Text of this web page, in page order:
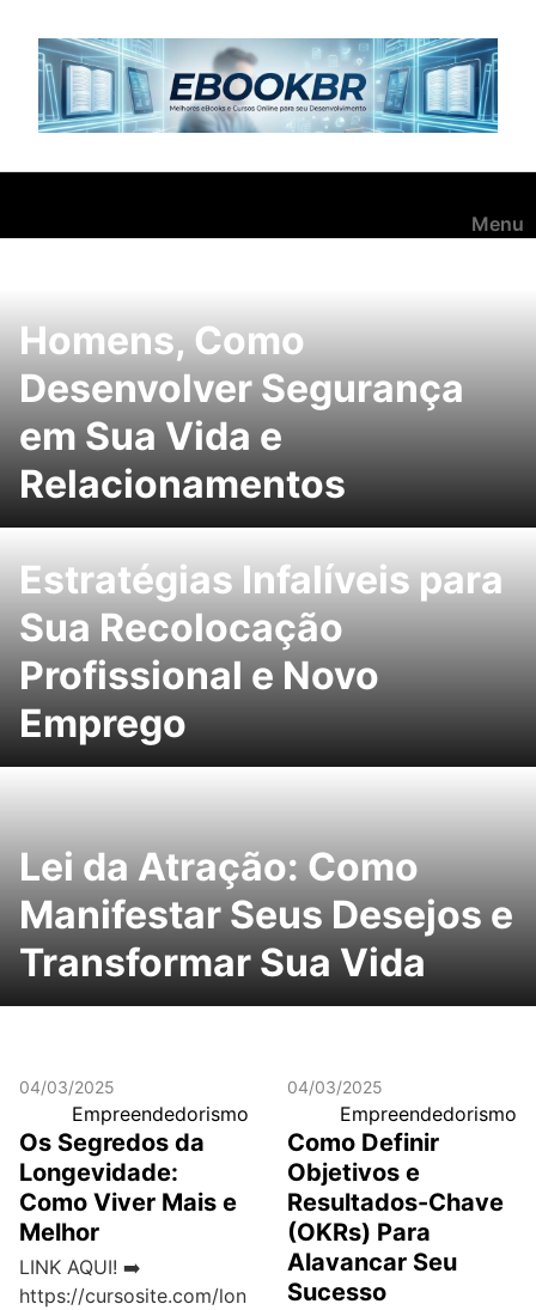
para
conteúdo
Menu
Homens, Como
Desenvolver Segurança
em Sua Vida e
Relacionamentos
Estratégias Infalíveis para
Sua Recolocação
Profissional e Novo
Emprego
Lei da Atração: Como
Manifestar Seus Desejos e
Transformar Sua Vida
04/03/2025
Empreendedorismo
Os Segredos da
Longevidade:
Como Viver Mais e
Melhor
LINK AQUI! ➡️
https://cursosite.com/lon
04/03/2025
Empreendedorismo
Como Definir
Objetivos e
Resultados-Chave
(OKRs) Para
Alavancar Seu
Sucesso